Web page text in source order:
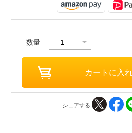
数量
シェアする